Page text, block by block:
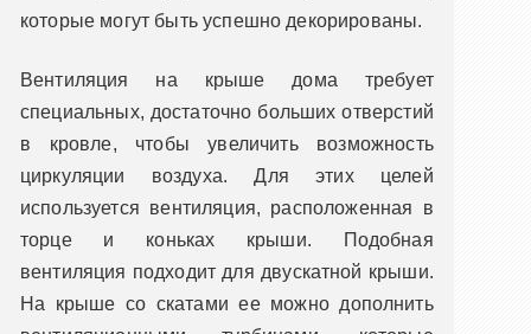
которые могут быть успешно декорированы.
Вентиляция на крыше дома требует
специальных, достаточно больших отверстий
в кровле, чтобы увеличить возможность
циркуляции воздуха. Для этих целей
используется вентиляция, расположенная в
торце и коньках крыши. Подобная
вентиляция подходит для двускатной крыши.
На крыше со скатами ее можно дополнить